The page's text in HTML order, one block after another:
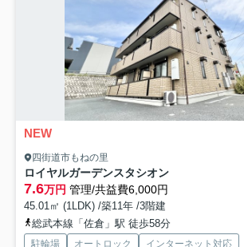
NEW
四街道市もねの里
ロイヤルガーデンスタシオン
7.6万円 管理/共益費6,000円
45.01㎡ (1LDK) /築11年 /3階建
総武本線「佐倉」駅 徒歩58分
駐輪場 オートロック
インターネット対応